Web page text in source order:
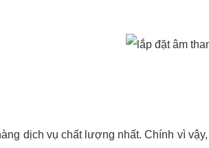
dịch vụ chất lượng nhất. Chính vì